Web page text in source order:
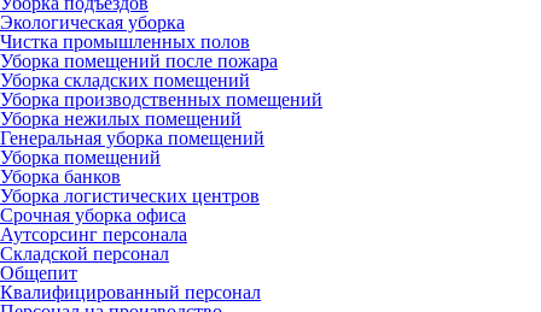
Экологическая уборка
Чистка промышленных полов
Уборка помещений после пожара
Уборка складских помещений
Уборка производственных помещений
Уборка нежилых помещений
Генеральная уборка помещений
Уборка помещений
Уборка банков
Уборка логистических центров
Срочная уборка офиса
Аутсорсинг персонала
Складской персонал
Общепит
Квалифицированный персонал